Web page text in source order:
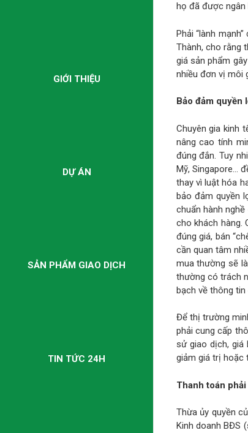
GIỚI THIỆU
DỰ ÁN
SẢN PHẨM GIAO DỊCH
TIN TỨC 24H
họ đã được ngân
Phải “lành
Thành, cho rằng
giá sản phẩm
nhiều đơn vị môi
Bảo đảm quyền
Chuyên gia kinh
nâng cao tính
đúng đắn. Tuy
Mỹ, Singapore…
thay vì luật hóa
bảo đảm quyền
chuẩn hành
cho khách hàng.
đúng giá, bán
cần quan tâm
mua thường sẽ
thường có trách
bạch về thông
Để thị trường
phải cung cấp
sử giao dịch, giá
giảm giá trị hoặc
Thanh toán
Thừa ủy quyền
Kinh doanh BĐS